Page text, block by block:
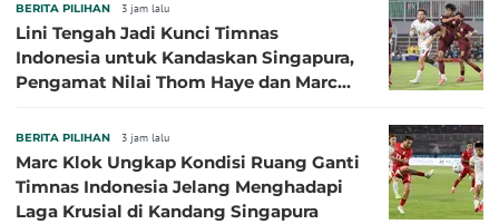
BERITA PILIHAN 3 jam lalu
Lini Tengah Jadi Kunci Timnas
Indonesia untuk Kandaskan Singapura,
Pengamat Nilai Thom Haye dan Marc
BERITA PILIHAN 3 jam lalu
Marc Klok Ungkap Kondisi Ruang Ganti
Timnas Indonesia Jelang Menghadapi
Laga Krusial di Kandang Singapura